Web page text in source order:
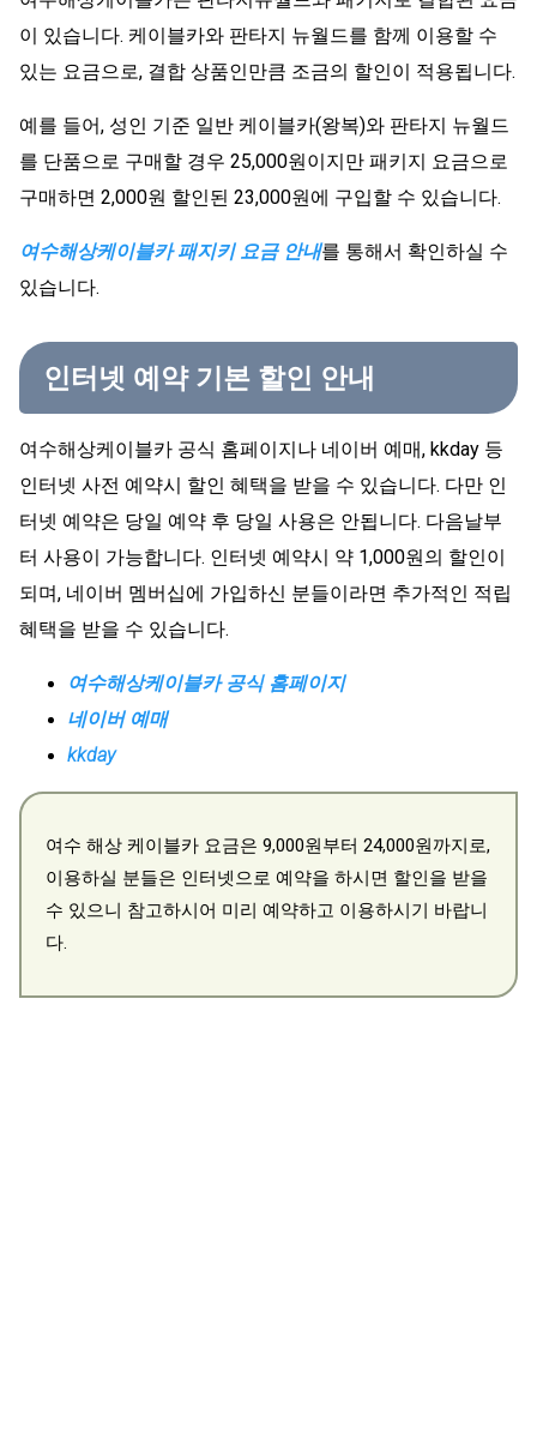
이 있습니다. 케이블카와 판타지 뉴월드를 함께 이용할 수
있는 요금으로, 결합 상품인만큼 조금의 할인이 적용됩니다.
예를 들어, 성인 기준 일반 케이블카(왕복)와 판타지 뉴월드
를 단품으로 구매할 경우 25,000원이지만 패키지 요금으로
구매하면 2,000원 할인된 23,000원에 구입할 수 있습니다.
여수해상케이블카 패지키 요금 안내를 통해서 확인하실 수
있습니다.
인터넷 예약 기본 할인 안내
여수해상케이블카 공식 홈페이지나 네이버 예매, kkday 등
인터넷 사전 예약시 할인 혜택을 받을 수 있습니다. 다만 인
터넷 예약은 당일 예약 후 당일 사용은 안됩니다. 다음날부
터 사용이 가능합니다. 인터넷 예약시 약 1,000원의 할인이
되며, 네이버 멤버십에 가입하신 분들이라면 추가적인 적립
혜택을 받을 수 있습니다.
여수해상케이블카 공식 홈페이지
네이버 예매
kkday
여수 해상 케이블카 요금은 9,000원부터 24,000원까지로,
이용하실 분들은 인터넷으로 예약을 하시면 할인을 받을
수 있으니 참고하시어 미리 예약하고 이용하시기 바랍니
다.